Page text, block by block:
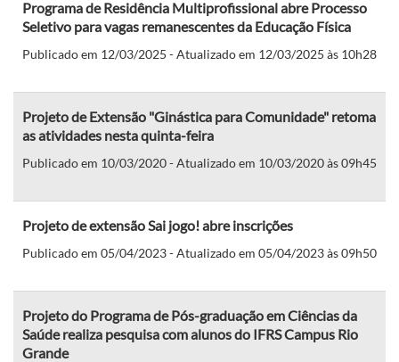
Programa de Residência Multiprofissional abre Processo
Seletivo para vagas remanescentes da Educação Física
Publicado em 12/03/2025 - Atualizado em 12/03/2025 às 10h28
Projeto de Extensão "Ginástica para Comunidade" retoma
as atividades nesta quinta-feira
Publicado em 10/03/2020 - Atualizado em 10/03/2020 às 09h45
Projeto de extensão Sai jogo! abre inscrições
Publicado em 05/04/2023 - Atualizado em 05/04/2023 às 09h50
Projeto do Programa de Pós-graduação em Ciências da
Saúde realiza pesquisa com alunos do IFRS Campus Rio
Grande